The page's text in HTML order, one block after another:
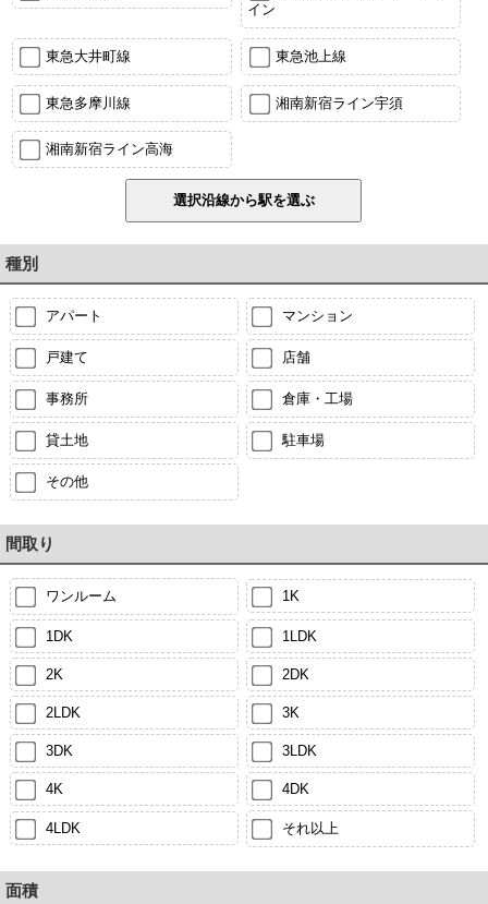
イン
東急大井町線 東急池上線
東急多摩川線 湘南新宿ライン宇須
湘南新宿ライン高海
種別
アパート マンション
戸建て 店舗
事務所 倉庫・工場
貸土地 駐車場
その他
間取り
ワンルーム 1K
1DK 1LDK
2K 2DK
2LDK 3K
3DK 3LDK
4K 4DK
4LDK それ以上
面積